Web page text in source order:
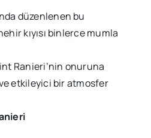
düzenlenen bu
kıyısı binlerce mumla
Ranieri’nin onuruna
etkileyici bir atmosfer